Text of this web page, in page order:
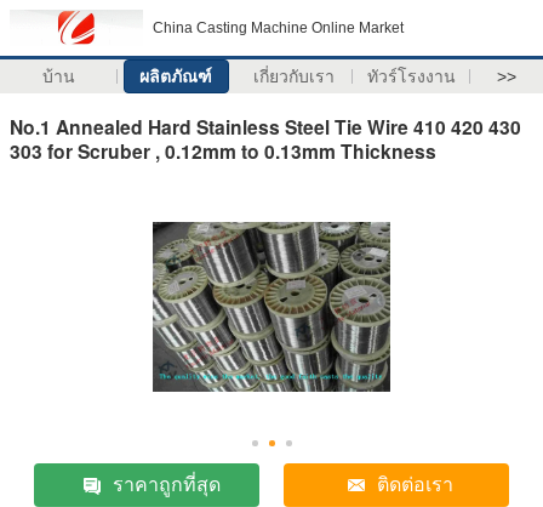
China Casting Machine Online Market
บ้าน ผลิตภัณฑ์ เกี่ยวกับเรา ทัวร์โรงงาน >>
No.1 Annealed Hard Stainless Steel Tie Wire 410 420 430
303 for Scruber , 0.12mm to 0.13mm Thickness
ราคาถูกที่สุด ติดต่อเรา